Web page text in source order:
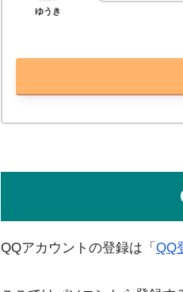
ゆうき
QQアカウントの登録は「 QQ